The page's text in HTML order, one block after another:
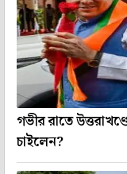
গভীর রাতে
চাইলেন?